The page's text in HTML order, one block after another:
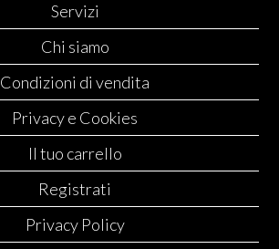
Servizi
Chi siamo
Condizioni di vendita
Privacy e Cookies
Il tuo carrello
Registrati
Privacy Policy